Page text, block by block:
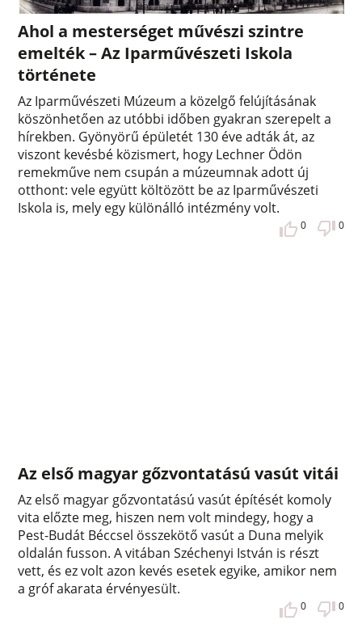
Ahol a mesterséget művészi szintre
emelték – Az Iparművészeti Iskola
története
Az Iparművészeti Múzeum a közelgő felújításának
köszönhetően az utóbbi időben gyakran szerepelt a
hírekben. Gyönyörű épületét 130 éve adták át, az
viszont kevésbé közismert, hogy Lechner Ödön
remekműve nem csupán a múzeumnak adott új
otthont: vele együtt költözött be az Iparművészeti
Iskola is, mely egy különálló intézmény volt.
0 0
Az első magyar gőzvontatású vasút vitái
Az első magyar gőzvontatású vasút építését komoly
vita előzte meg, hiszen nem volt mindegy, hogy a
Pest-Budát Béccsel összekötő vasút a Duna melyik
oldalán fusson. A vitában Széchenyi István is részt
vett, és ez volt azon kevés esetek egyike, amikor nem
a gróf akarata érvényesült.
0 0